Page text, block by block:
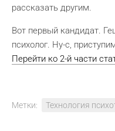
рассказать другим.
Вот первый кандидат.
психолог. Ну-с,
Перейти ко 2-й части
Метки: Технология